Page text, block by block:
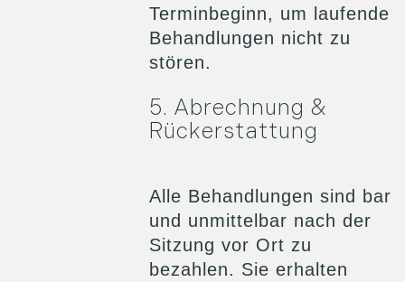
Terminbeginn, um laufende
Behandlungen nicht zu
stören.
5. Abrechnung &
Rückerstattung
Alle Behandlungen sind bar
und unmittelbar nach der
Sitzung vor Ort zu
bezahlen. Sie erhalten